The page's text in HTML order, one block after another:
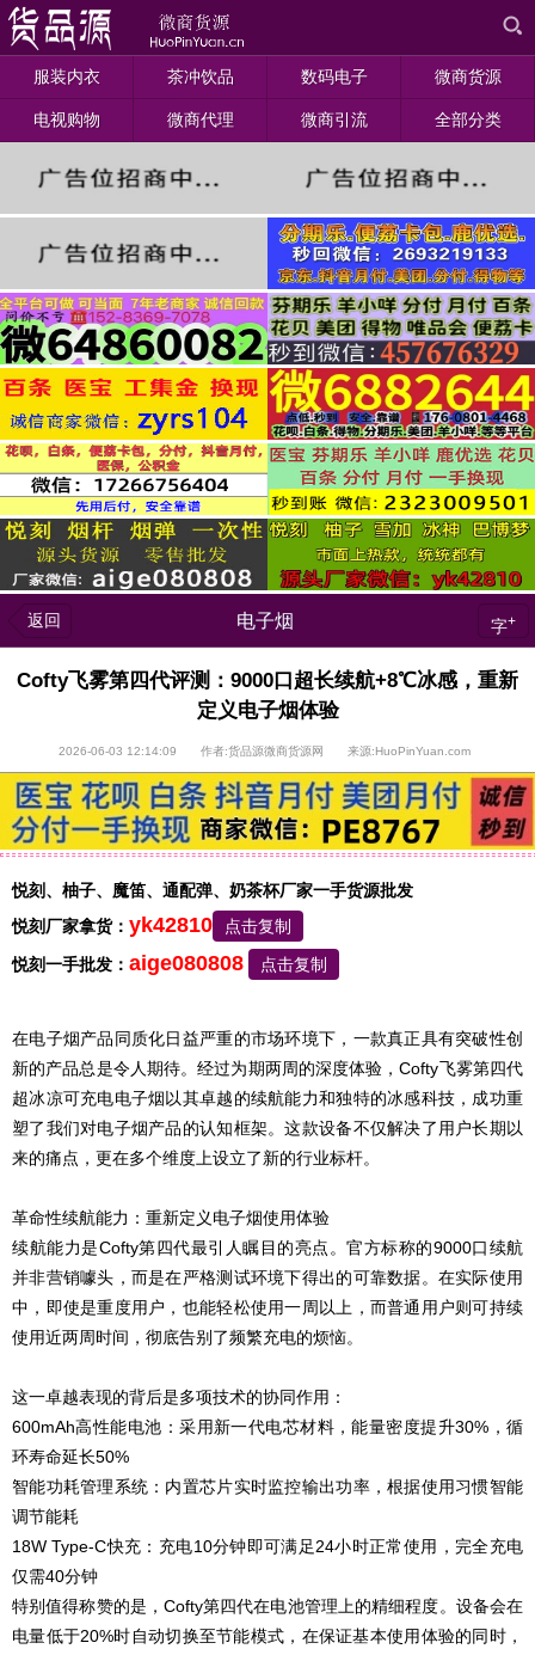
服装内衣 茶冲饮品 数码电子 微商货源
电视购物 微商代理 微商引流 全部分类
返回 电子烟 字+
Cofty飞雾第四代评测：9000口超长续航+8℃冰感，重新
定义电子烟体验
2026-06-03 12:14:09 作者:货品源微商货源网 来源:HuoPinYuan.com
悦刻、柚子、魔笛、通配弹、奶茶杯厂家一手货源批发
悦刻厂家拿货： yk42810
点击复制
悦刻一手批发： aige080808 点击复制
在电子烟产品同质化日益严重的市场环境下，一款真正具有突破性创
新的产品总是令人期待。经过为期两周的深度体验，Cofty飞雾第四代
超冰凉可充电电子烟以其卓越的续航能力和独特的冰感科技，成功重
塑了我们对电子烟产品的认知框架。这款设备不仅解决了用户长期以
来的痛点，更在多个维度上设立了新的行业标杆。
革命性续航能力：重新定义电子烟使用体验
续航能力是Cofty第四代最引人瞩目的亮点。官方标称的9000口续航
并非营销噱头，而是在严格测试环境下得出的可靠数据。在实际使用
中，即使是重度用户，也能轻松使用一周以上，而普通用户则可持续
使用近两周时间，彻底告别了频繁充电的烦恼。
这一卓越表现的背后是多项技术的协同作用：
600mAh高性能电池：采用新一代电芯材料，能量密度提升30%，循
环寿命延长50%
智能功耗管理系统：内置芯片实时监控输出功率，根据使用习惯智能
调节能耗
18W Type-C快充：充电10分钟即可满足24小时正常使用，完全充电
仅需40分钟
特别值得称赞的是，Cofty第四代在电池管理上的精细程度。设备会在
电量低于20%时自动切换至节能模式，在保证基本使用体验的同时，